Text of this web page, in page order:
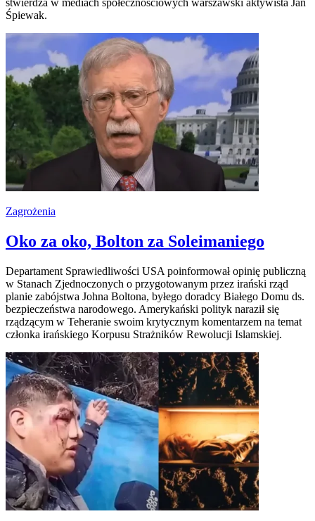
Śpiewak.
Zagrożenia
Oko za oko, Bolton za Soleimaniego
Departament Sprawiedliwości USA poinformował opinię publiczną
w Stanach Zjednoczonych o przygotowanym przez irański rząd
planie zabójstwa Johna Boltona, byłego doradcy Białego Domu ds.
bezpieczeństwa narodowego. Amerykański polityk naraził się
rządzącym w Teheranie swoim krytycznym komentarzem na temat
członka irańskiego Korpusu Strażników Rewolucji Islamskiej.